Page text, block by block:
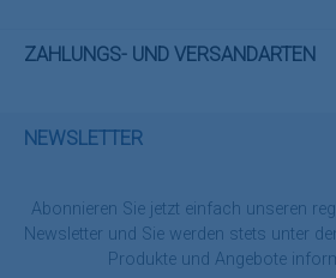
ZAHLUNGS- UND VERSANDARTEN
NEWSLETTER
Abonnieren Sie jetzt einfach unseren
Newsletter und Sie werden stets unter
Produkte und Angebote